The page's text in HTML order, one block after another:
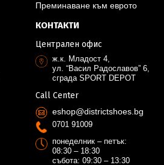
Преминаване към еврото
КОНТАКТИ
Централен офис
ж.к. Младост 4,
ул. “Васил Радославов” 6,
сграда SPORT DEPOT
Call Center
eshop@districtshoes.bg
0701 91009
понеделник – петък:
08:30 – 18:30
събота: 09:30 – 13:30